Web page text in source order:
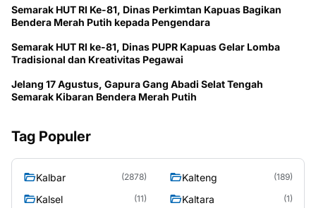
Semarak HUT RI Ke-81, Dinas Perkimtan Kapuas Bagikan
Bendera Merah Putih kepada Pengendara
Semarak HUT RI ke-81, Dinas PUPR Kapuas Gelar Lomba
Tradisional dan Kreativitas Pegawai
Jelang 17 Agustus, Gapura Gang Abadi Selat Tengah
Semarak Kibaran Bendera Merah Putih
Tag Populer
Kalbar (2878) Kalteng (189)
Kalsel (11) Kaltara (1)